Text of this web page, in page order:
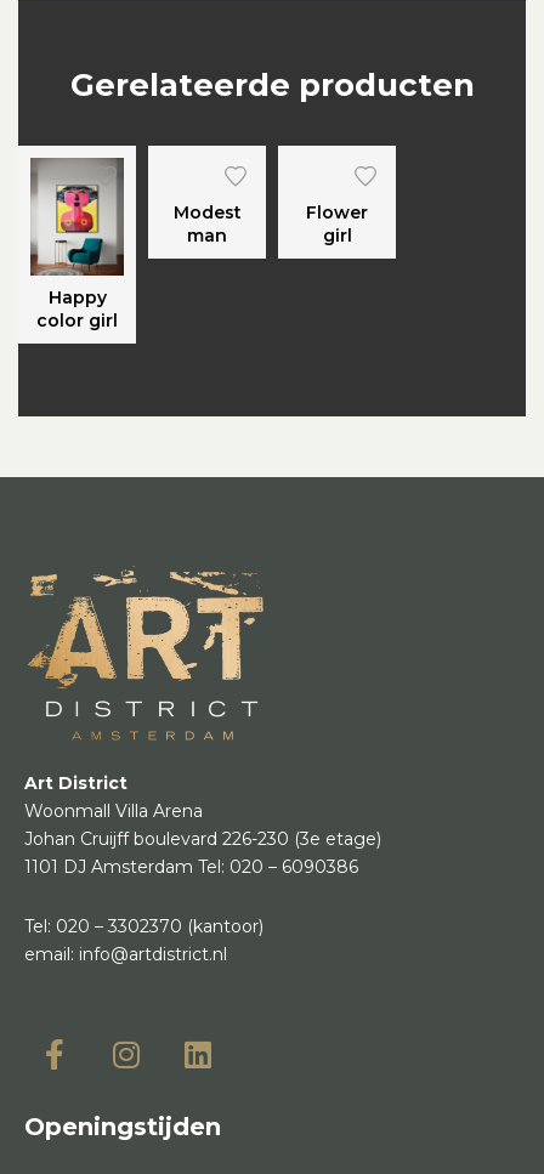
Gerelateerde producten
Happy
color girl
Modest
man
Flower
girl
Art District
Woonmall Villa Arena
Johan Cruijff boulevard 226-230 (3e etage)
1101 DJ Amsterdam Tel: 020 – 6090386
Tel: 020 – 3302370 (kantoor)
email: info@artdistrict.nl
Openingstijden